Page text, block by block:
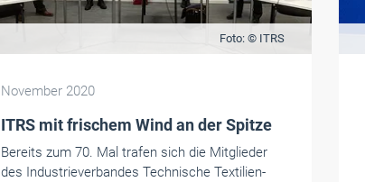
Foto: © ITRS
November 2020
ITRS mit frischem Wind an der Spitze
Bereits zum 70. Mal trafen sich die Mitglieder
des Industrieverbandes Technische Textilien-